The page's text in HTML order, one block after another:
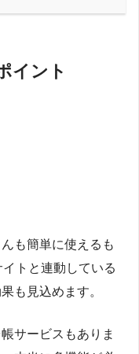
イント
も簡単に使えるも
トと連動している
も見込めます。
サービスもありま